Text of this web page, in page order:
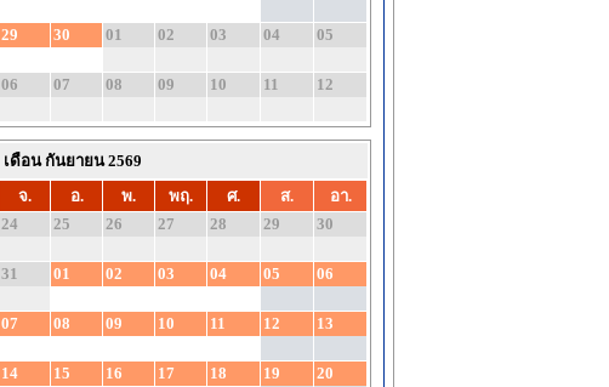
29 30 01 02 03 04 05
06 07 08 09 10 11 12
เดือน กันยายน 2569
จ.
อ. พ. พฤ. ศ. ส.
อา.
24
25 26 27 28 29 30
31 01 02 03 04 05 06
07 08 09 10 11 12 13
14 15 16 17 18 19 20